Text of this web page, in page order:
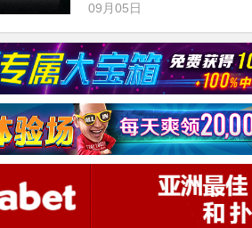
09月05日